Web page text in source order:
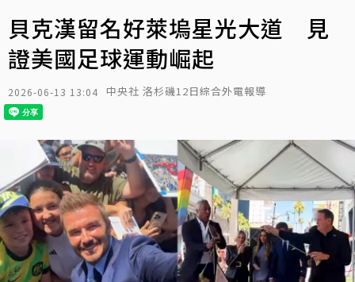
貝克漢留名好萊塢星光大道 見
證美國足球運動崛起
2026-06-13 13:04 中央社 洛杉磯12日綜合外電報導